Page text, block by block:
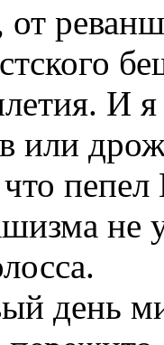
И
или
не
день